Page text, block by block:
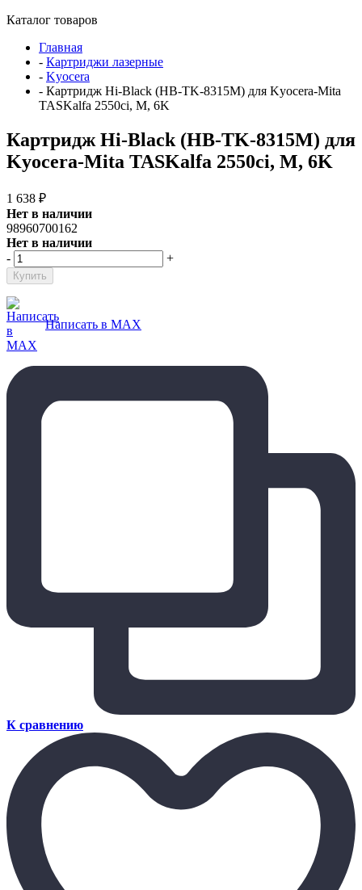
Каталог товаров
Главная
- Картриджи лазерные
- Kyocera
- Картридж Hi-Black (HB-TK-8315M) для Kyocera-Mita
TASKalfa 2550ci, M, 6K
Картридж Hi-Black (HB-TK-8315M) для
Kyocera-Mita TASKalfa 2550ci, M, 6K
1 638 ₽
Нет в наличии
98960700162
Нет в наличии
-
+
Написать в MAX
К сравнению